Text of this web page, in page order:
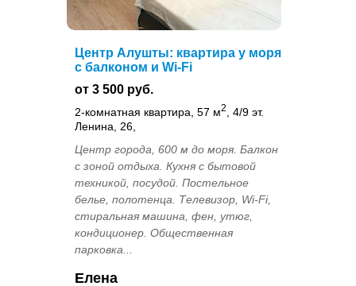
Центр Алушты: квартира у моря
с балконом и Wi-Fi
от 3 500 руб.
2-комнатная квартира, 57 м2
, 4/9 эт.
Ленина, 26,
Центр города, 600 м до моря. Балкон
с зоной отдыха. Кухня с бытовой
техникой, посудой. Постельное
белье, полотенца. Телевизор, Wi-Fi,
стиральная машина, фен, утюг,
кондиционер. Общественная
парковка...
Елена